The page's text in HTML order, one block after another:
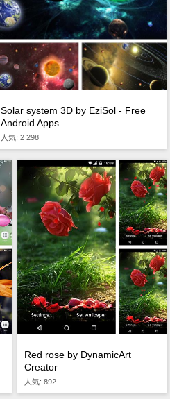
Solar system 3D by EziSol - Free
Android Apps
人気: 2 298
Red rose by DynamicArt
Creator
人気: 892